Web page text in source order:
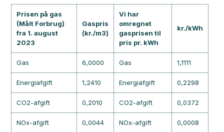
Prisen på gas
(Målt Forbrug)
fra 1. august
2023
Gaspris
(kr./m3)
Vi har
omregnet
gasprisen til
pris pr. kWh
kr./kWh
Gas 6,0000 Gas 1,1111
Energiafgift 1,2410 Energiafgift 0,2298
CO2-afgift 0,2010 CO2-afgift 0,0372
NOx-afgift 0,0044 NOx-afgift 0,0008